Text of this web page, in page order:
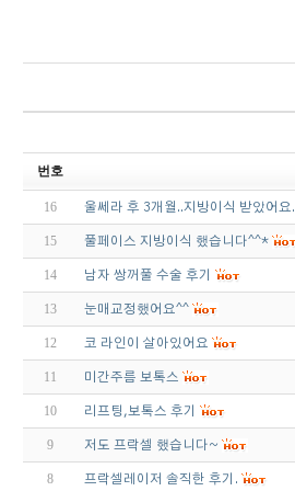
번호
16 울쎄라 후 3개월..지방이식 받았어요.
15 풀페이스 지방이식 했습니다^^*
14 남자 쌍꺼풀 수술 후기
13 눈매교정했어요^^
12 코 라인이 살아있어요
11 미간주름 보톡스
10 리프팅,보톡스 후기
9 저도 프락셀 했습니다~
8 프락셀레이저 솔직한 후기.